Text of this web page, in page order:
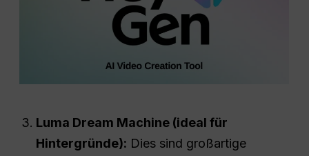
Luma Dream Machine (ideal für
Hintergründe): Dies sind großartige